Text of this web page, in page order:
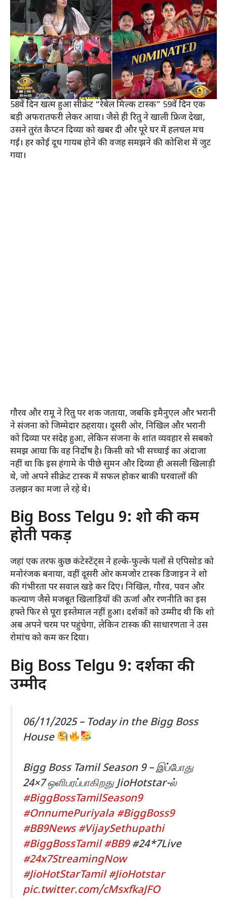
58वें दिन खत्म हुआ सीक्रेट “रेबेल मिल्क टास्क” 59वें दिन एक
बड़ी अफरातफरी लेकर आया। जैसे ही रितु ने खाली फ्रिज देखा,
उसने तुरंत कैप्टन दिव्या को खबर दी और पूरे घर में हलचल मच
गई। हर कोई दूध गायब होने की वजह समझने की कोशिश में जुट
गया।
गौरव और रामू ने रितु पर शक जताया, जबकि इमैनुएल और भरानी
ने संजना को जिम्मेदार ठहराया। दूसरी ओर, निखिल और भरानी
को दिव्या पर संदेह हुआ, लेकिन संजना के शांत व्यवहार से सबको
समझ आया कि वह निर्दोष है। किसी को भी सच्चाई का अंदाजा
नहीं था कि इस हंगामे के पीछे सुमन और दिव्या ही असली खिलाड़ी
थे, जो अपने सीक्रेट टास्क में सफल होकर बाकी घरवालों की
उलझन का मजा ले रहे थे।
Big Boss Telgu 9: शो की कम
होती पकड़
जहां एक तरफ कुछ कंटेस्टेंट्स ने हल्के-फुल्के पलों से एपिसोड को
मनोरंजक बनाया, वहीं दूसरी ओर कमजोर टास्क डिजाइन ने शो
की गंभीरता पर सवाल खड़े कर दिए। निखिल, गौरव, पवन और
कल्याण जैसे मजबूत खिलाड़ियों की ऊर्जा और रणनीति का इस
हफ्ते फिर से पूरा इस्तेमाल नहीं हुआ। दर्शकों को उम्मीद थी कि शो
अब अपने चरम पर पहुंचेगा, लेकिन टास्क की साधारणता ने उस
रोमांच को कम कर दिया।
Big Boss Telgu 9: दर्शकों की
उम्मीदें
06/11/2025 – Today in the Bigg Boss
House
Bigg Boss Tamil Season 9 – இப்போது
24×7 ஒளிபரப்பாகிறது JioHotstar-ல்
#BiggBossTamilSeason9
#OnnumePuriyala #BiggBoss9
#BB9News #VijaySethupathi
#BiggBossTamil #BB9#24*7Live
#24x7StreamingNow
#JioHotStarTamil #JioHotstar
pic.twitter.com/cMsxfkaJFO